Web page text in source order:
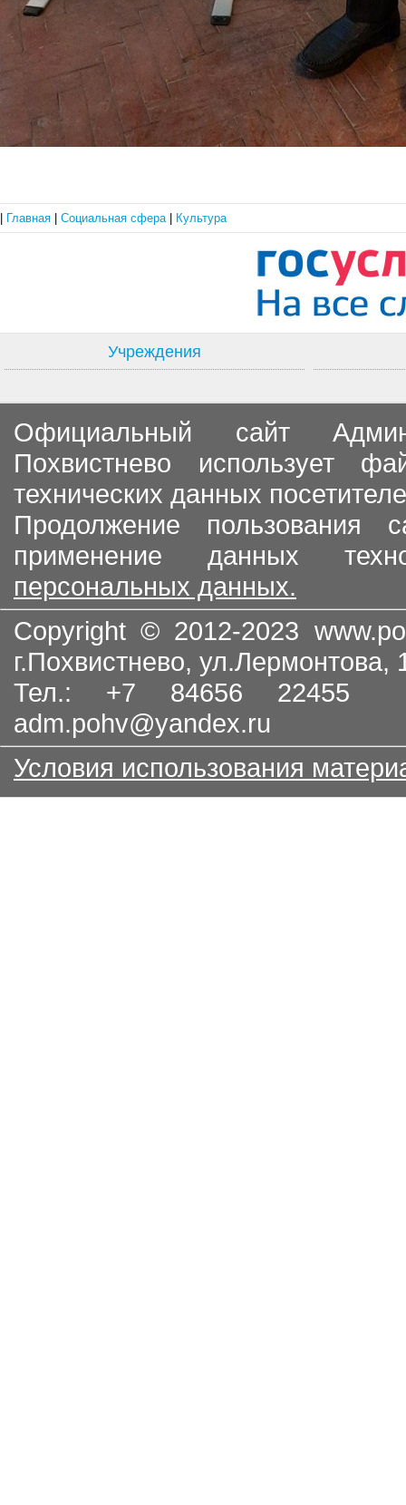
Главная Социальная сфера Культура
Учреждения
Официальный сайт
Похвистнево использует
технических данных
Продолжение пользования
применение данных
персональных данных.
Copyright © 2012-2023
г.Похвистнево, ул.Лермонтова,
Тел.: +7 84656
adm.pohv@yandex.ru
Условия использования